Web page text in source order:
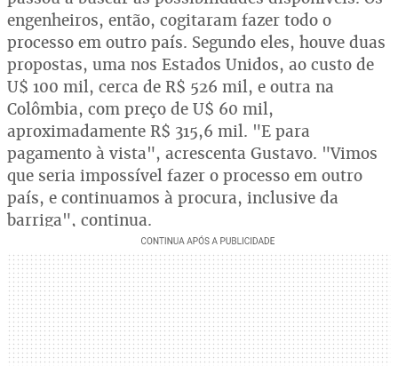
engenheiros, então, cogitaram fazer todo o
processo em outro país. Segundo eles, houve duas
propostas, uma nos Estados Unidos, ao custo de
U$ 100 mil, cerca de R$ 526 mil, e outra na
Colômbia, com preço de U$ 60 mil,
aproximadamente R$ 315,6 mil. "E para
pagamento à vista", acrescenta Gustavo. "Vimos
que seria impossível fazer o processo em outro
país, e continuamos à procura, inclusive da
barriga", continua.